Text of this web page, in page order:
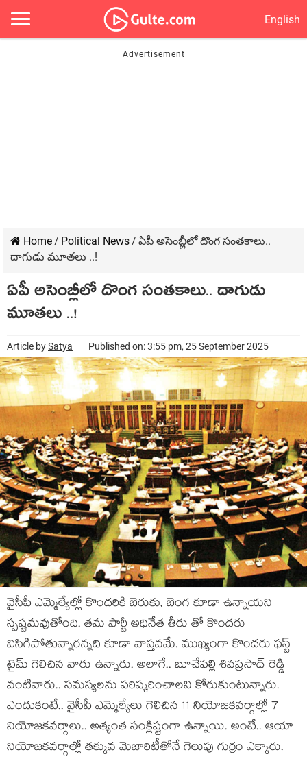
English
Home/ Political News/ ఏపీ అసెంబ్లీలో దొంగ సంత‌కాలు..
దాగుడు మూత‌లు ..!
ఏపీ అసెంబ్లీలో దొంగ సంత‌కాలు.. దాగుడు
మూత‌లు ..!
Article bySatya Published on: 3:55 pm, 25 September 2025
వైసీపీ ఎమ్మెల్యేల్లో కొంద‌రికి బెరుకు, బెంగ కూడా ఉన్నాయ‌ని
స్ప‌ష్ట‌మ‌వుతోంది. తమ పార్టీ అధినేత తీరు తో కొంద‌రు
విసిగిపోతున్నార‌న్న‌ది కూడా వాస్త‌వ‌మే. ముఖ్యంగా కొంద‌రు ఫ‌స్ట్
టైమ్ గెలిచిన వారు ఉన్నారు. అలాగే.. బూచేప‌ల్లి శివ‌ప్ర‌సాద్ రెడ్డి
వంటివారు.. స‌మ‌స్య‌ల‌ను పరిష్క‌రించాల‌ని కోరుకుంటున్నారు.
ఎందుకంటే.. వైసీపీ ఎమ్మెల్యేలు గెలిచిన 11 నియోజ‌క‌వ‌ర్గాల్లో 7
నియోజ‌క‌వ‌ర్గాలు.. అత్యంత సంక్లిష్టంగా ఉన్నాయి. అంటే.. ఆయా
నియోజ‌క‌వ‌ర్గాల్లో త‌క్కువ మెజారిటీతోనే గెలుపు గుర్రం ఎక్కారు.